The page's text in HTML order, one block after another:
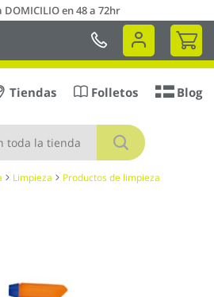
DOMICILIO en 48 a 72hr
Mi
Buscar
Tiendas Folletos Blog
Limpieza Productos de limpieza